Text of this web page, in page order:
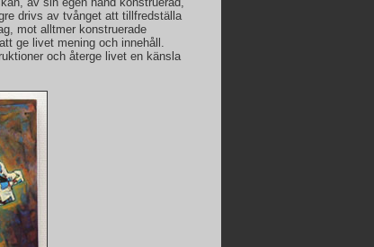
drivs av tvånget att tillfredställa
mot alltmer konstruerade
ge livet mening och innehåll.
och återge livet en känsla